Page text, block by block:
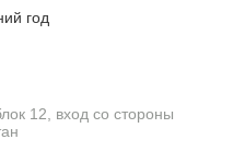
год
12, вход со стороны